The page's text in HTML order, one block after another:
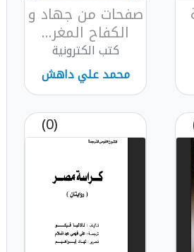
صفحات من جهاد و
الكفاح المغر...
كتب الكترونية
محمد علي داهش
(0)